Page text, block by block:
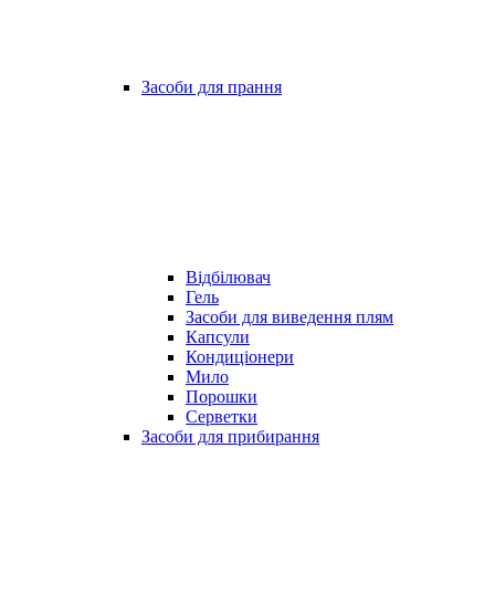
Засоби для прання
Відбілювач
Гель
Засоби для виведення плям
Капсули
Кондиціонери
Мило
Порошки
Серветки
Засоби для прибирання